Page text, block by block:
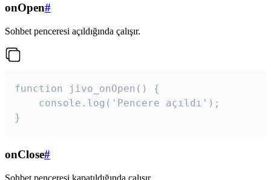
onOpen#
Sohbet penceresi açıldığında çalışır.
function jivo_onOpen() {
    console.log('Pencere açıldı');
}
onClose#
Sohbet penceresi kapatıldığında çalışır.